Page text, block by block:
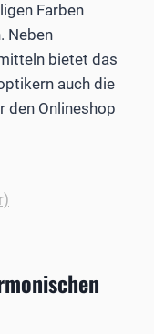
Farben
Neben
bietet das
auch die
den Onlineshop